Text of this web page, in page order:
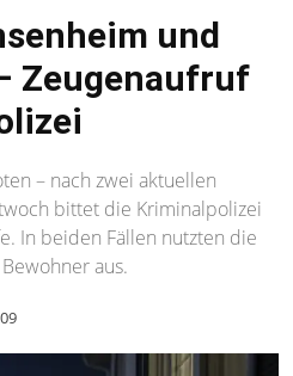
und
Zeugenaufruf
– nach zwei aktuellen
bittet die Kriminalpolizei
In beiden Fällen nutzten die
aus.